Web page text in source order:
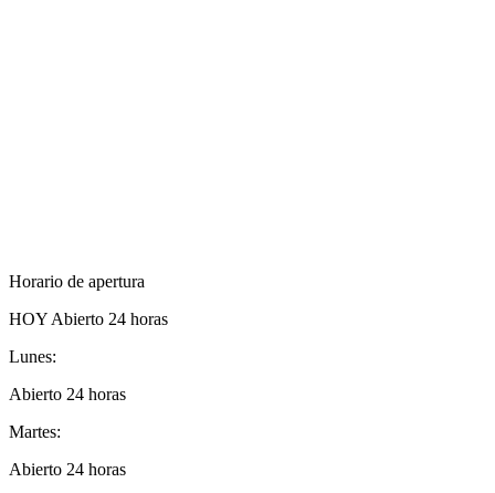
Horario de apertura
HOY Abierto 24 horas
Lunes:
Abierto 24 horas
Martes:
Abierto 24 horas